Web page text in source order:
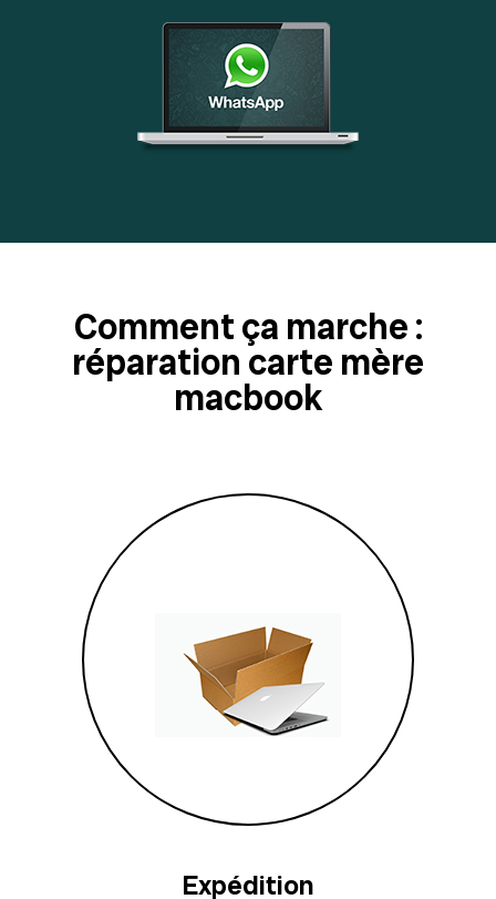
Comment ça marche :
réparation carte mère
macbook
Expédition